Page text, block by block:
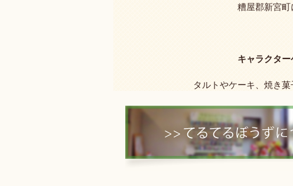
糟屋郡新宮町
キャラクター
タルトやケーキ、焼き